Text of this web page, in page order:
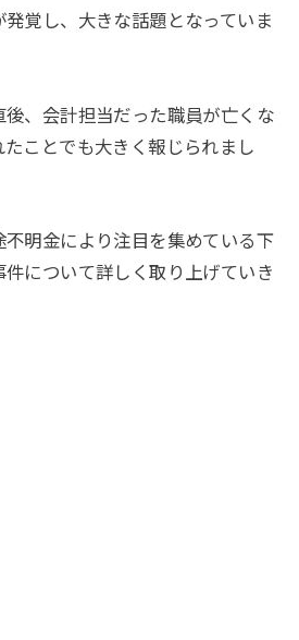
覚し、大きな話題となっていま
後、会計担当だった職員が亡くな
たことでも大きく報じられまし
不明金により注目を集めている下
について詳しく取り上げていき